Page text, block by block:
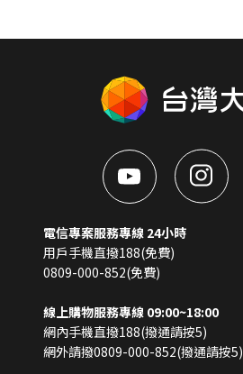
電信專案服務專線 24小時
用戶手機直撥188(免費)
0809-000-852(免費)
線上購物服務專線 09:00~18:00
網內手機直撥188(撥通請按5)
網外請撥0809-000-852(撥通請按5)